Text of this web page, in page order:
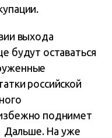
выхода
будут оставаться
российской
поднимет
Дальше. На уже